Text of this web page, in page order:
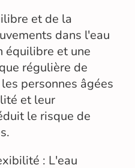
et de la
dans l'eau
équilibre et une
régulière de
personnes âgées
et leur
le risque de
: L'eau